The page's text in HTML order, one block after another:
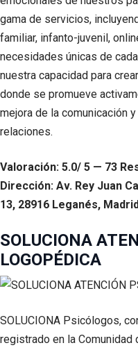
gama de servicios,
familiar, infanto-juvenil,
necesidades únicas de
nuestra capacidad para
donde se promueve
mejora de la comunicación
relaciones.
Valoración: 5.0/ 5 — 73
Dirección: Av. Rey Juan
13, 28916 Leganés,
SOLUCIONA
LOGOPÉDICA
SOLUCIONA Psicólogos,
registrado en la